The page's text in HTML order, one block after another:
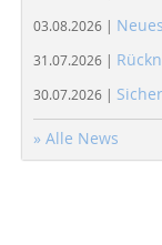
03.08.2026 |
31.07.2026 |
30.07.2026 |
» Alle News